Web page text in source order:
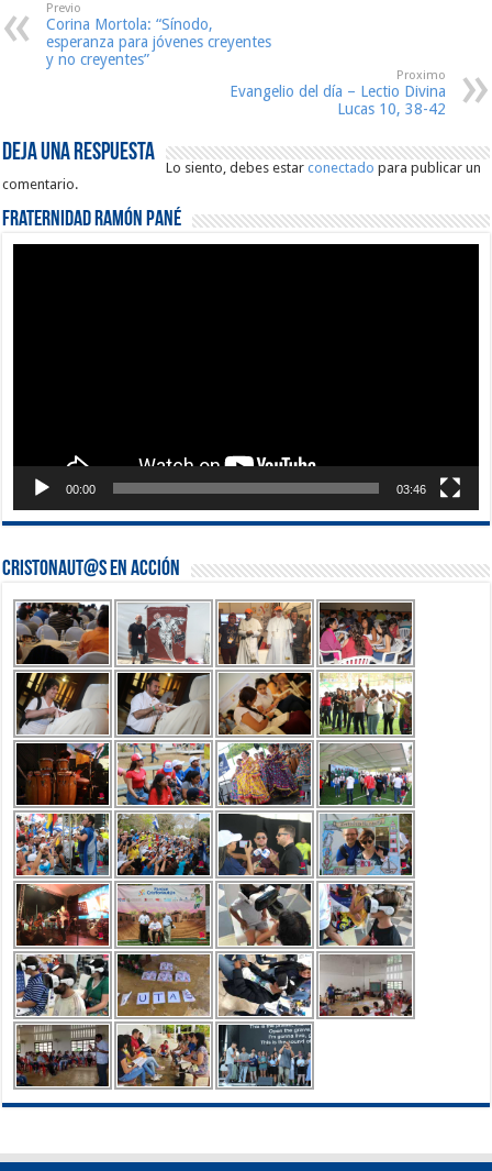
Previo
Corina Mortola: “Sínodo,
esperanza para jóvenes creyentes
y no creyentes”
Proximo
Evangelio del día – Lectio Divina
Lucas 10, 38-42
Deja una respuesta
Lo siento, debes estarconectado para publicar un
comentario.
Fraternidad Ramón Pané
00:00 03:46
Cristonaut@s en Acción